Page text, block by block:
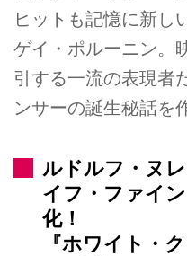
ヒットも記憶に新し
ゲイ・ポルーニン。
引する一流の表現者
ンサーの誕生秘話を
ルドルフ・ヌ
イフ・ファイ
化！
『ホワイト・